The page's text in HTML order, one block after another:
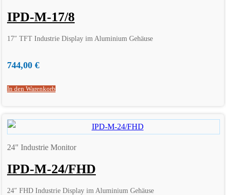
IPD-M-17/8
17″ TFT Industrie Display im Aluminium Gehäuse
744,00 €
In den Warenkorb
24" Industrie Monitor
IPD-M-24/FHD
24″ FHD Industrie Display im Aluminium Gehäuse